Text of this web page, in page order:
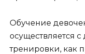
Обучение
осуществляется
тренировки, как